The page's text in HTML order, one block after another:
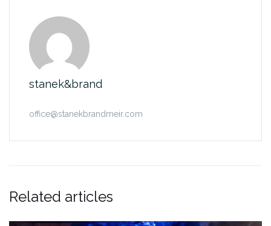
stanek&brand
office@stanekbrandmeir.com
Related articles